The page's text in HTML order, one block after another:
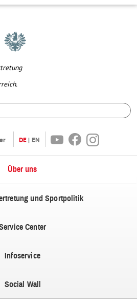
DE EN YoutubeFacebookInstagram
Über uns
und Sportpolitik
Center
Infoservice
Social Wall